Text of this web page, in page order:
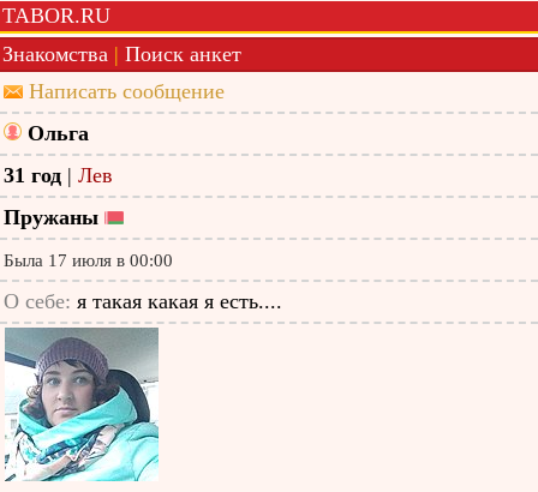
TABOR.RU
Знакомства | Поиск анкет
Написать сообщение
Ольга
31 год | Лев
Пружаны
Была 17 июля в 00:00
О себе: я такая какая я есть....